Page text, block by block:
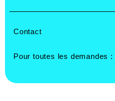
Contact
Pour toutes les demandes :